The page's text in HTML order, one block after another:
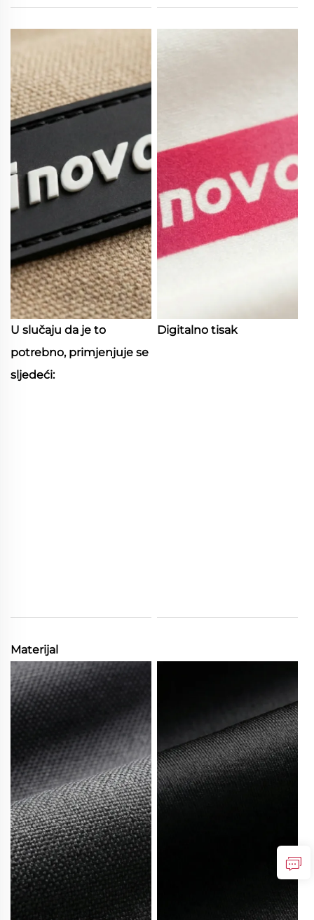
U slučaju da je to
potrebno, primjenjuje se
sljedeći:
Digitalno tisak
Materijal